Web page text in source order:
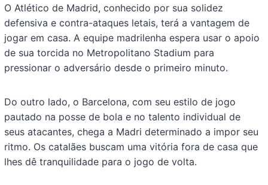
O Atlético de Madrid, conhecido por sua solidez
defensiva e contra-ataques letais, terá a vantagem de
jogar em casa. A equipe madrilenha espera usar o apoio
de sua torcida no Metropolitano Stadium para
pressionar o adversário desde o primeiro minuto.
Do outro lado, o Barcelona, com seu estilo de jogo
pautado na posse de bola e no talento individual de
seus atacantes, chega a Madri determinado a impor seu
ritmo. Os catalães buscam uma vitória fora de casa que
lhes dê tranquilidade para o jogo de volta.